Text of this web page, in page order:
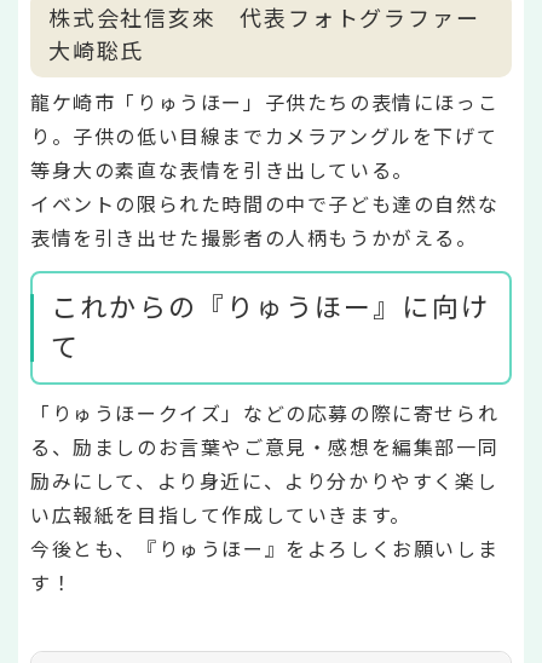
株式会社信亥來 代表フォトグラファー
大崎聡氏
龍ケ崎市「りゅうほー」子供たちの表情にほっこ
り。子供の低い目線までカメラアングルを下げて
等身大の素直な表情を引き出している。
イベントの限られた時間の中で子ども達の自然な
表情を引き出せた撮影者の人柄もうかがえる。
これからの『りゅうほー』に向け
て
「りゅうほークイズ」などの応募の際に寄せられ
る、励ましのお言葉やご意見・感想を編集部一同
励みにして、より身近に、より分かりやすく楽し
い広報紙を目指して作成していきます。
今後とも、『りゅうほー』をよろしくお願いしま
す！